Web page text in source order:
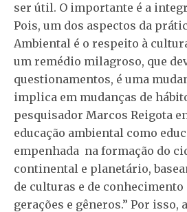
ser útil. O importante é a
Pois, um dos aspectos da
Ambiental é o respeito à
um remédio milagroso, que
questionamentos, é uma
implica em mudanças de
pesquisador Marcos Reigota
educação ambiental como
empenhada na formação do
continental e planetário,
de culturas e de conhecimento
gerações e gêneros.” Por isso,